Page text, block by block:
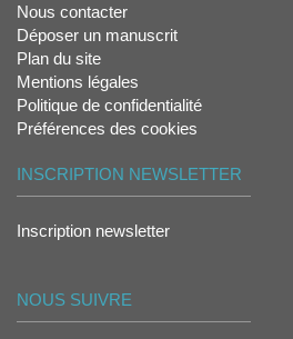
Nous contacter
Déposer un manuscrit
Plan du site
Mentions légales
Politique de confidentialité
Préférences des cookies
INSCRIPTION NEWSLETTER
Inscription newsletter
NOUS SUIVRE